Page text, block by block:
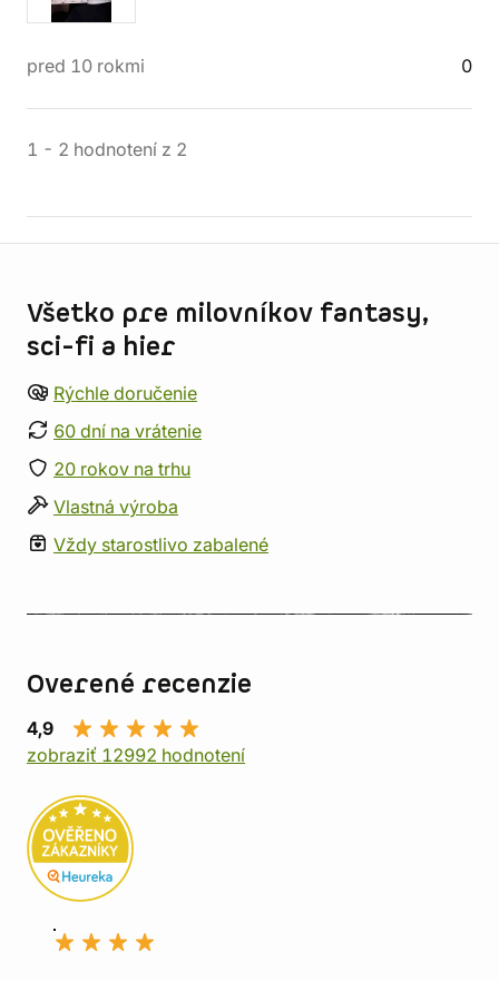
pred 10 rokmi 0
1 - 2 hodnotení z 2
Všetko pre milovníkov fantasy,
sci-fi a hier
Rýchle doručenie
60 dní na vrátenie
20 rokov na trhu
Vlastná výroba
Vždy starostlivo zabalené
Overené recenzie
4,9
zobraziť 12992 hodnotení